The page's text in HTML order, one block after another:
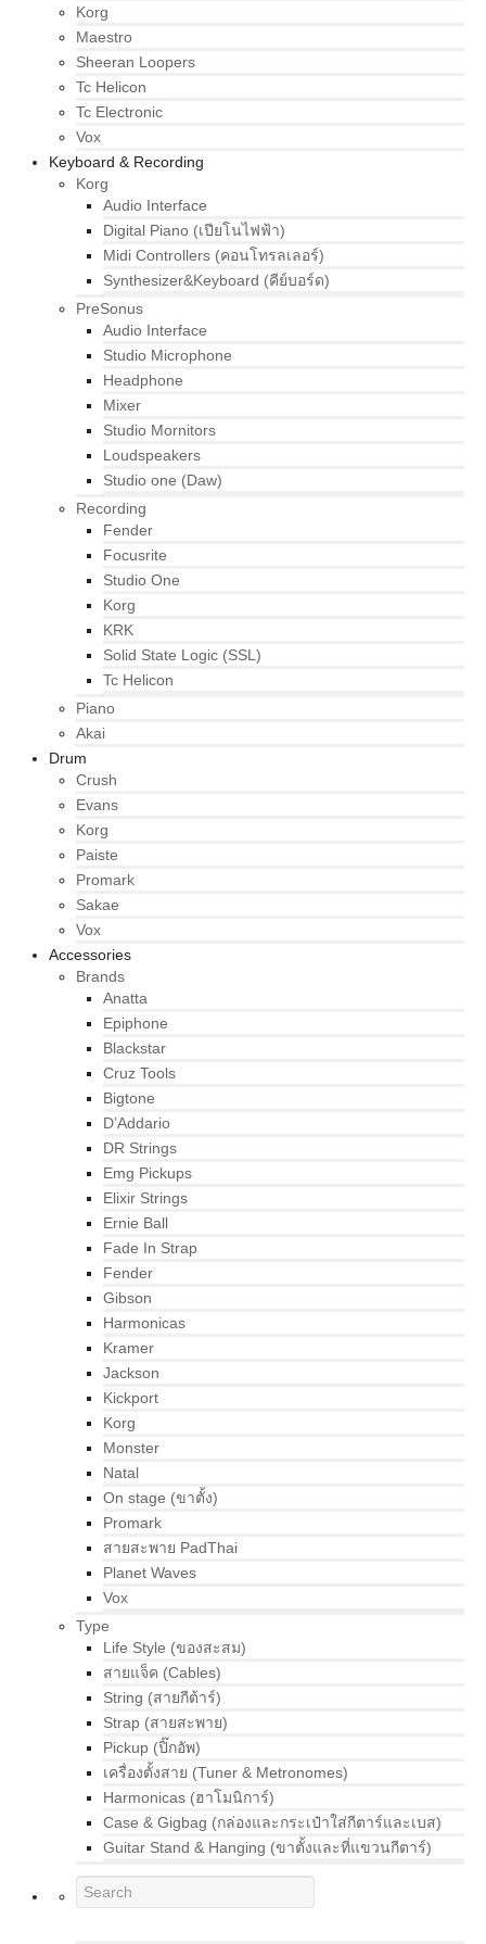
Korg
Maestro
Sheeran Loopers
Tc Helicon
Tc Electronic
Vox
Keyboard & Recording
Korg
Audio Interface
Digital Piano (เปียโนไฟฟ้า)
Midi Controllers (คอนโทรลเลอร์)
Synthesizer&Keyboard (คีย์บอร์ด)
PreSonus
Audio Interface
Studio Microphone
Headphone
Mixer
Studio Mornitors
Loudspeakers
Studio one (Daw)
Recording
Fender
Focusrite
Studio One
Korg
KRK
Solid State Logic (SSL)
Tc Helicon
Piano
Akai
Drum
Crush
Evans
Korg
Paiste
Promark
Sakae
Vox
Accessories
Brands
Anatta
Epiphone
Blackstar
Cruz Tools
Bigtone
D’Addario
DR Strings
Emg Pickups
Elixir Strings
Ernie Ball
Fade In Strap
Fender
Gibson
Harmonicas
Kramer
Jackson
Kickport
Korg
Monster
Natal
On stage (ขาตั้ง)
Promark
สายสะพาย PadThai
Planet Waves
Vox
Type
Life Style (ของสะสม)
สายแจ็ค (Cables)
String (สายกีต้าร์)
Strap (สายสะพาย)
Pickup (ปิ๊กอัพ)
เครื่องตั้งสาย (Tuner & Metronomes)
Harmonicas (ฮาโมนิการ์)
Case & Gigbag (กล่องและกระเป๋าใส่กีตาร์และเบส)
Guitar Stand & Hanging (ขาตั้งและที่แขวนกีตาร์)